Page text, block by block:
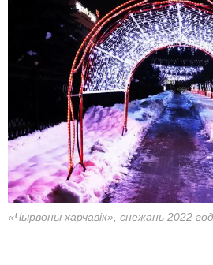
«Чырвоны харчавік», снежань 2022